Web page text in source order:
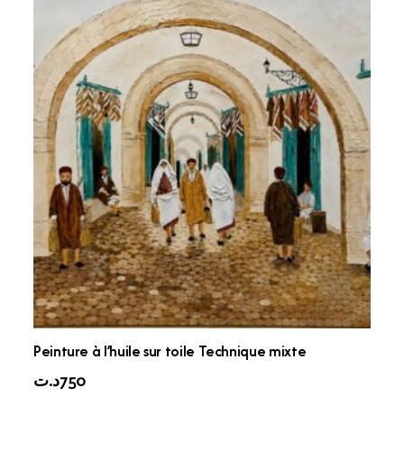
Peinture à l’huile sur toile Technique mixte
750د.ت